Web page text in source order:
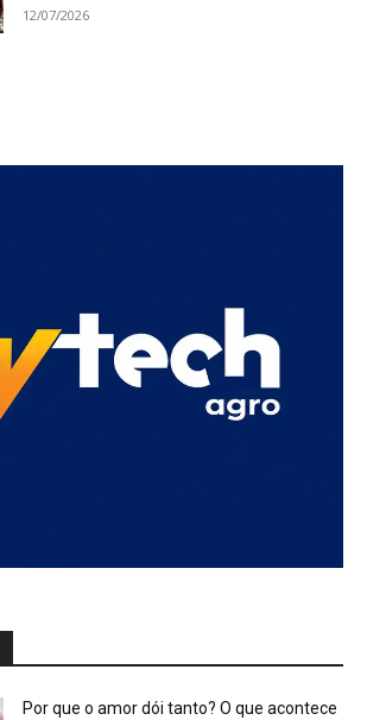
12/07/2026
Por que o amor dói tanto? O que acontece